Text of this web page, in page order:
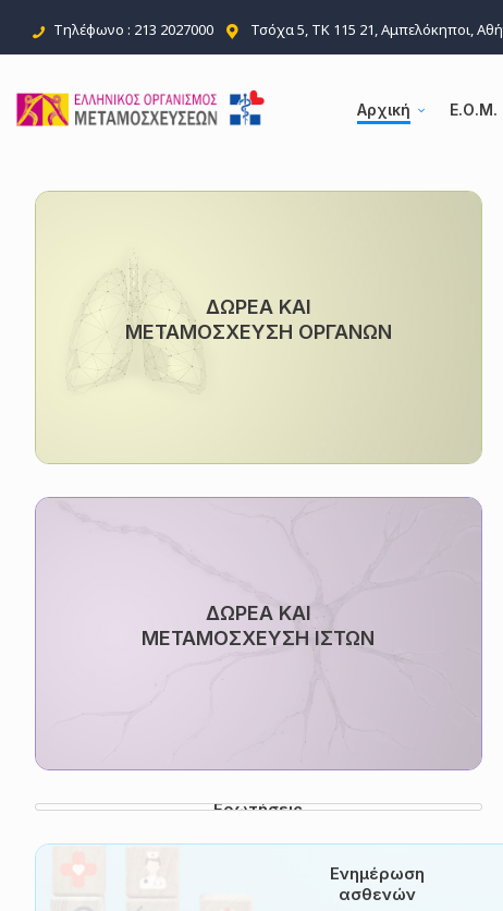
Τηλέφωνο : 213 2027000 Τσόχα 5, ΤΚ 115 21, Αμπελόκηποι,
Αρχική Ε.Ο.Μ.
ΔΩΡΕΑ ΚΑΙ
ΜΕΤΑΜΟΣΧΕΥΣΗ ΟΡΓΑΝΩΝ
ΔΩΡΕΑ ΚΑΙ
ΜΕΤΑΜΟΣΧΕΥΣΗ ΙΣΤΩΝ
Ερωτήσεις
Ενημέρωση
ασθενών